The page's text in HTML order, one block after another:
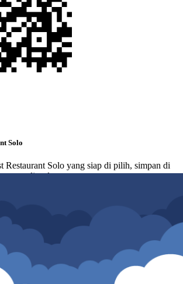
Solo
Restaurant Solo yang siap di pilih, simpan di
di order.